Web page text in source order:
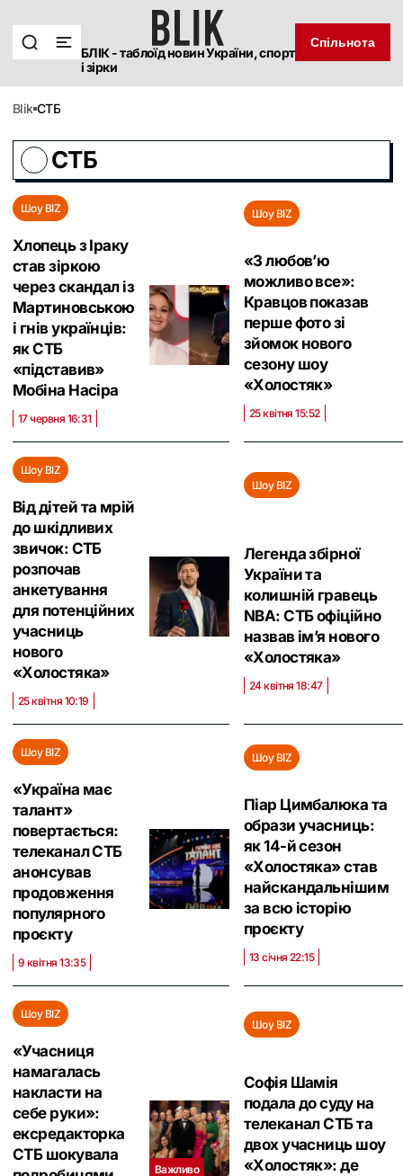
БЛІК - таблоїд новин України, спорт
і зірки
Спільнота
blik СТБ
СТБ
Шоу BIZ
Хлопець з Іраку
став зіркою
через скандал із
Мартиновською
і гнів українців:
як СТБ
«підставив‎»
Мобіна Насіра
17 червня 16:31
Шоу BIZ
«‎З любовʼю
можливо все»:
Кравцов показав
перше фото зі
зйомок нового
сезону шоу
«‎Холостяк»
25 квітня 15:52
Шоу BIZ
Від дітей та мрій
до шкідливих
звичок: СТБ
розпочав
анкетування
для потенційних
учасниць
нового
«Холостяка»
25 квітня 10:19
Шоу BIZ
Легенда збірної
України та
колишній гравець
NBA: СТБ офіційно
назвав ім’я нового
«Холостяка»
24 квітня 18:47
Шоу BIZ
«Україна має
талант»
повертається:
телеканал СТБ
анонсував
продовження
популярного
проєкту
9 квітня 13:35
Шоу BIZ
Піар Цимбалюка та
образи учасниць:
як 14-й сезон
«Холостяка» став
найскандальнішим
за всю історію
проєкту
13 січня 22:15
Важливо
Шоу BIZ
«‎Учасниця
намагалась
накласти на
себе руки»:
ексредакторка
СТБ шокувала
Шоу BIZ
Софія Шамія
подала до суду на
телеканал СТБ та
двох учасниць шоу
«Холостяк»: де